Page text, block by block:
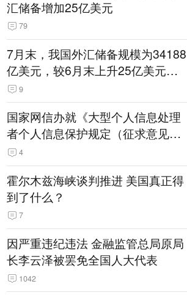
汇储备增加25亿美元
79
7月末，我国外汇储备规模为34188
亿美元，较6月末上升25亿美元，
升幅为0.07%
9
国家网信办就《大型个人信息处理
者个人信息保护规定（征求意见
稿）》公开征求意见
4
霍尔木兹海峡谈判推进 美国真正得
到了什么？
7
因严重违纪违法 金融监管总局原局
长李云泽被罢免全国人大代表
1042